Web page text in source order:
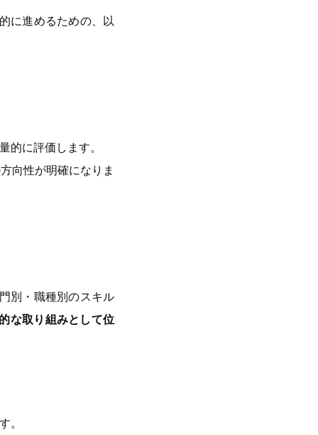
に進めるための、以
的に評価します。
向性が明確になりま
別・職種別のスキル
な取り組みとして位
。